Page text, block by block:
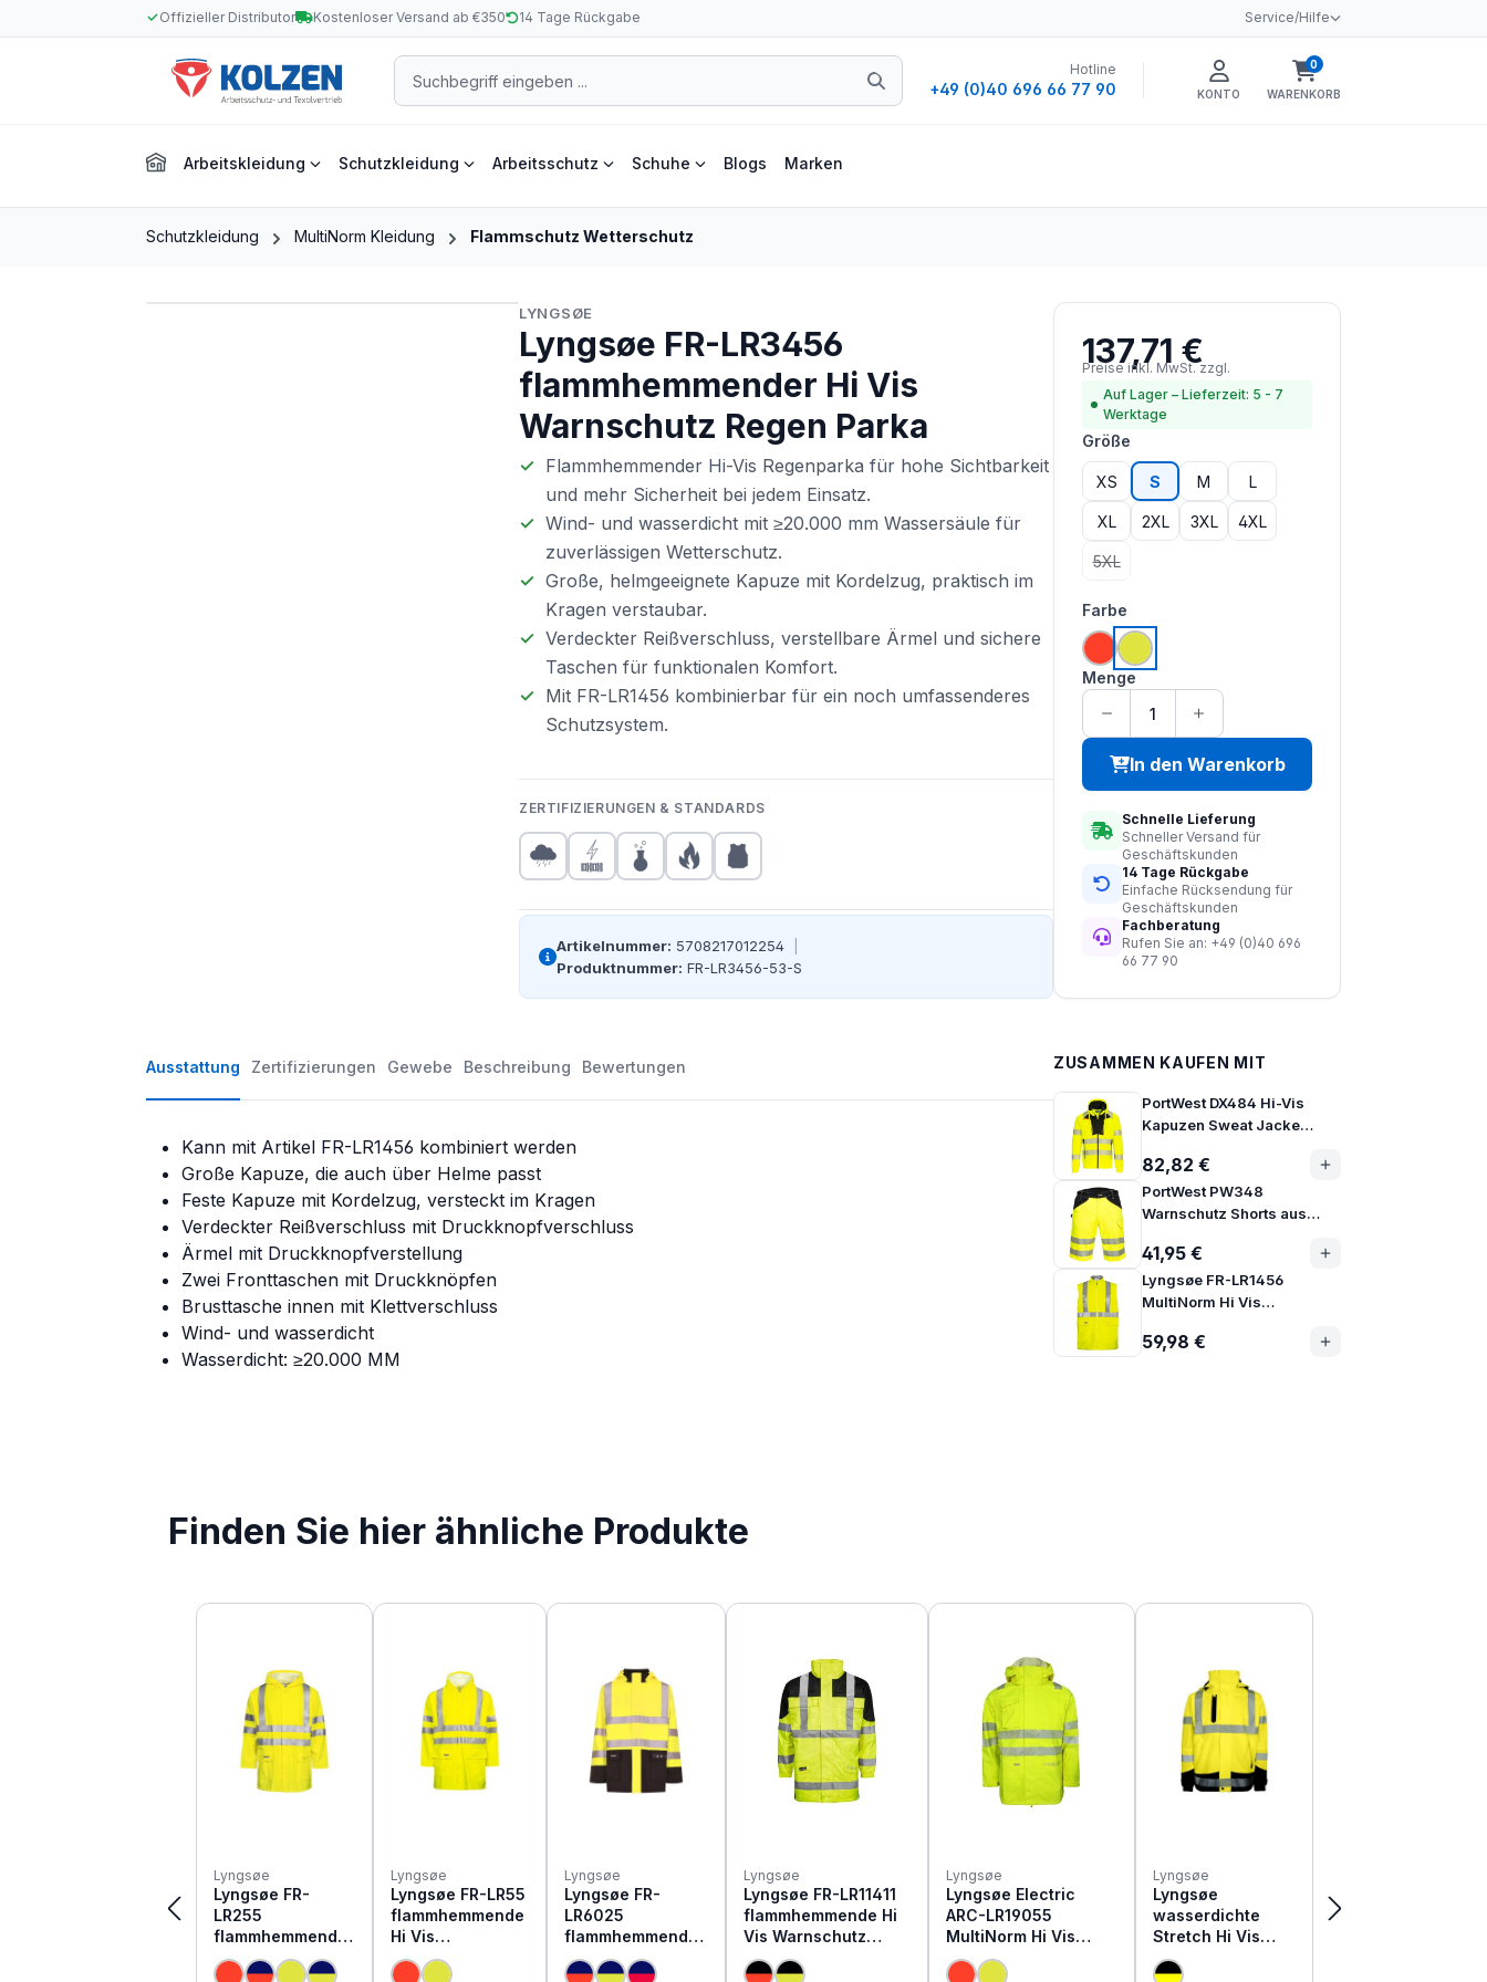
Hauptinhalt springen
Zur Suche springen
Zur Hauptnavigation springen
Offizieller Distributor Kostenloser Versand ab €350 14 Tage Rückgabe Service/Hilfe
Hotline
+49 (0)40 696 66 77 90 KONTO
0
WARENKORB
Warenkorb enthält
Arbeitskleidung Schutzkleidung Arbeitsschutz Schuhe Blogs Marken
Schutzkleidung MultiNorm Kleidung Flammschutz Wetterschutz
LYNGSØE
Lyngsøe FR-LR3456
flammhemmender Hi Vis
Warnschutz Regen Parka
Flammhemmender Hi-Vis Regenparka für hohe Sichtbarkeit
und mehr Sicherheit bei jedem Einsatz.
Wind- und wasserdicht mit ≥20.000 mm Wassersäule für
zuverlässigen Wetterschutz.
Große, helmgeeignete Kapuze mit Kordelzug, praktisch im
Kragen verstaubar.
Verdeckter Reißverschluss, verstellbare Ärmel und sichere
Taschen für funktionalen Komfort.
Mit FR-LR1456 kombinierbar für ein noch umfassenderes
Schutzsystem.
ZERTIFIZIERUNGEN & STANDARDS
Artikelnummer: 5708217012254
Produktnummer: FR-LR3456-53-S
Ausstattung Zertifizierungen Gewebe Beschreibung Bewertungen
Kann mit Artikel FR-LR1456 kombiniert werden
Große Kapuze, die auch über Helme passt
Feste Kapuze mit Kordelzug, versteckt im Kragen
Verdeckter Reißverschluss mit Druckknopfverschluss
Ärmel mit Druckknopfverstellung
Zwei Fronttaschen mit Druckknöpfen
Brusttasche innen mit Klettverschluss
Wind- und wasserdicht
Wasserdicht: ≥20.000 MM
Regulärer Preis:
137,71 €
Preise inkl. MwSt. zzgl.
Versandkosten
Auf Lager – Lieferzeit: 5 - 7
Werktage
Größe
XS S M L
XL 2XL 3XL 4XL
5XL(Diese Option ist zurzeit nicht verfügbar.)
Farbe
hi vis orange
hi vis saturn gelb
Menge
In den Warenkorb
Schnelle Lieferung
Schneller Versand für
Geschäftskunden
14 Tage Rückgabe
Einfache Rücksendung für
Geschäftskunden
Fachberatung
Rufen Sie an: +49 (0)40 696
66 77 90
ZUSAMMEN KAUFEN MIT
PortWest DX484 Hi-Vis
Kapuzen Sweat Jacke
82,82 €
PortWest PW348
Warnschutz Shorts aus
41,95 €
Lyngsøe FR-LR1456
MultiNorm Hi Vis
59,98 €
Finden Sie hier ähnliche Produkte
Produktgalerie überspringen
Lyngsøe
Lyngsøe FR-
LR255
flammhemmende
Hi Vis
Warnschutz
Lyngsøe
Lyngsøe FR-LR55
flammhemmende
Hi Vis
Warnschutz
Regenjacke
Lyngsøe
Lyngsøe FR-
LR6025
flammhemmende
Hi Vis Warnschutz
Regenjacke
Lyngsøe
Lyngsøe FR-LR11411
flammhemmende Hi
Vis Warnschutz
Regenjacke
gefüttert
Lyngsøe
Lyngsøe Electric
ARC-LR19055
MultiNorm Hi Vis
Warnschutz
Regenjacke | APC1
Lyngsøe
Lyngsøe
wasserdichte
Stretch Hi Vis
Warnschutz
Jacke 4WS-4057